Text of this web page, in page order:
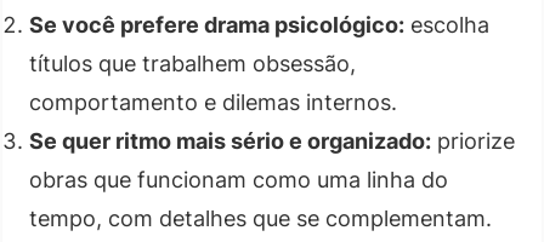
Se você prefere drama psicológico: escolha
títulos que trabalhem obsessão,
comportamento e dilemas internos.
Se quer ritmo mais sério e organizado: priorize
obras que funcionam como uma linha do
tempo, com detalhes que se complementam.